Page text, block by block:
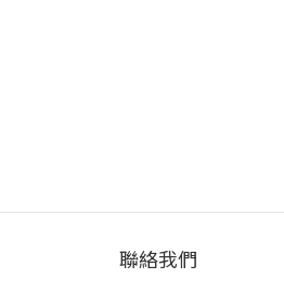
聯絡我們